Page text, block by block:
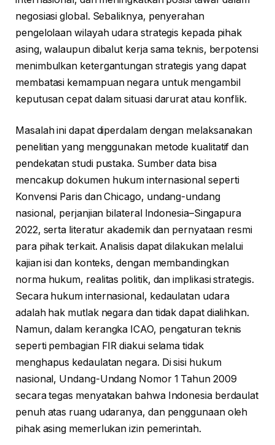
negosiasi global. Sebaliknya, penyerahan
pengelolaan wilayah udara strategis kepada pihak
asing, walaupun dibalut kerja sama teknis, berpotensi
menimbulkan ketergantungan strategis yang dapat
membatasi kemampuan negara untuk mengambil
keputusan cepat dalam situasi darurat atau konflik.
Masalah ini dapat diperdalam dengan melaksanakan
penelitian yang menggunakan metode kualitatif dan
pendekatan studi pustaka. Sumber data bisa
mencakup dokumen hukum internasional seperti
Konvensi Paris dan Chicago, undang-undang
nasional, perjanjian bilateral Indonesia–Singapura
2022, serta literatur akademik dan pernyataan resmi
para pihak terkait. Analisis dapat dilakukan melalui
kajian isi dan konteks, dengan membandingkan
norma hukum, realitas politik, dan implikasi strategis.
Secara hukum internasional, kedaulatan udara
adalah hak mutlak negara dan tidak dapat dialihkan.
Namun, dalam kerangka ICAO, pengaturan teknis
seperti pembagian FIR diakui selama tidak
menghapus kedaulatan negara. Di sisi hukum
nasional, Undang-Undang Nomor 1 Tahun 2009
secara tegas menyatakan bahwa Indonesia berdaulat
penuh atas ruang udaranya, dan penggunaan oleh
pihak asing memerlukan izin pemerintah.